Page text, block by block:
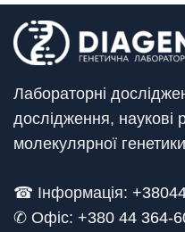
Лабораторні
дослідження, наукові
молекулярної
☎ Інформація:
✆ Офіс: +380 44 364-